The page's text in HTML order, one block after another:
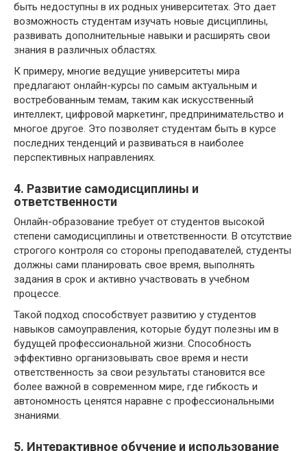
быть недоступны в их родных университетах. Это дает
возможность студентам изучать новые дисциплины,
развивать дополнительные навыки и расширять свои
знания в различных областях.
К примеру, многие ведущие университеты мира
предлагают онлайн-курсы по самым актуальным и
востребованным темам, таким как искусственный
интеллект, цифровой маркетинг, предпринимательство и
многое другое. Это позволяет студентам быть в курсе
последних тенденций и развиваться в наиболее
перспективных направлениях.
4. Развитие самодисциплины и
ответственности
Онлайн-образование требует от студентов высокой
степени самодисциплины и ответственности. В отсутствие
строгого контроля со стороны преподавателей, студенты
должны сами планировать свое время, выполнять
задания в срок и активно участвовать в учебном
процессе.
Такой подход способствует развитию у студентов
навыков самоуправления, которые будут полезны им в
будущей профессиональной жизни. Способность
эффективно организовывать свое время и нести
ответственность за свои результаты становится все
более важной в современном мире, где гибкость и
автономность ценятся наравне с профессиональными
знаниями.
5. Интерактивное обучение и использование